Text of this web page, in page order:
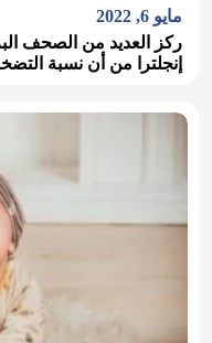
مايو 6, 2022
ركز العديد من الصحف
إنجلترا من أن نسبة التضخم